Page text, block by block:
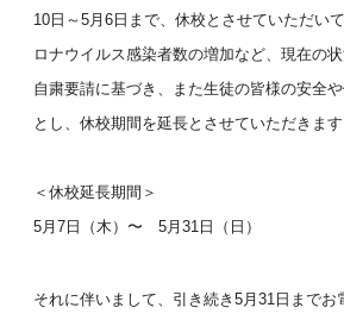
10日～5月6日まで、休校とさせていただい
ロナウイルス感染者数の増加など、現在の
自粛要請に基づき、また生徒の皆様の安全
とし、休校期間を延長とさせていただきます
＜休校延長期間＞
5月7日（木）〜 5月31日（日）
それに伴いまして、引き続き5月31日までお